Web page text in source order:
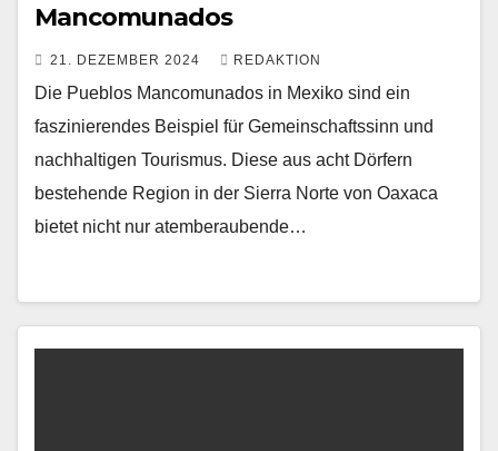
Mancomunados
21. DEZEMBER 2024 REDAKTION
Die Pueblos Mancomunados in Mexiko sind ein
faszinierendes Beispiel für Gemeinschaftssinn und
nachhaltigen Tourismus. Diese aus acht Dörfern
bestehende Region in der Sierra Norte von Oaxaca
bietet nicht nur atemberaubende…